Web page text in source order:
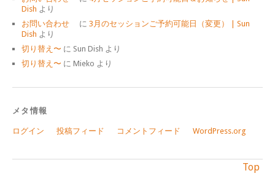
Dish より
お問い合わせ
に 3月のセッションご予約可能日（変更） | Sun
Dish より
切り替え〜 に Sun Dish より
切り替え〜 に Mieko より
メタ情報
ログイン 投稿フィード コメントフィード WordPress.org
Top